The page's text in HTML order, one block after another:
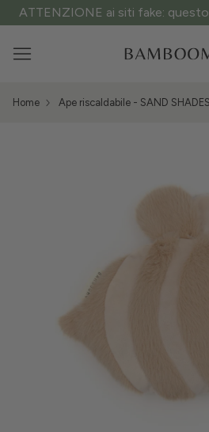
ATTENZIONE ai siti fake:
Home Ape riscaldabile - SAND